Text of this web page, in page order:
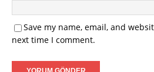
Save my name, email, and
next time I comment.